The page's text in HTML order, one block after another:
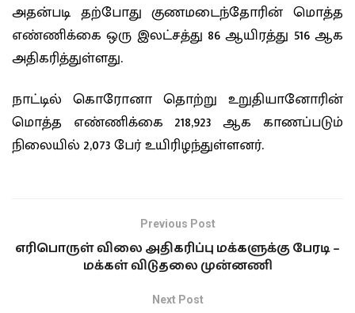
அதன்படி தற்போது குணமடைந்தோரின் மொத்த
எண்ணிக்கை ஒரு இலட்சத்து 86 ஆயிரத்து 516 ஆக
அதிகரித்துள்ளது.
நாட்டில் கொரோனா தொற்று உறுதியானோரின்
மொத்த எண்ணிக்கை 218,923 ஆக காணப்படும்
நிலையில் 2,073 பேர் உயிரிழந்துள்ளனர்.
Previous Post
எரிபொருள் விலை அதிகரிப்பு மக்களுக்கு பேரடி –
மக்கள் விடுதலை முன்னணி
Next Post